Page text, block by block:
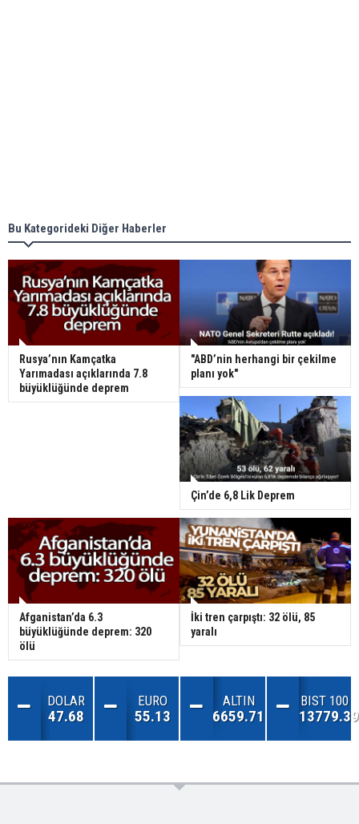
Bu Kategorideki Diğer Haberler
Rusya’nın Kamçatka
Yarımadası açıklarında 7.8
büyüklüğünde deprem
"ABD’nin herhangi bir çekilme
planı yok"
Çin’de 6,8 Lik Deprem
Afganistan’da 6.3
büyüklüğünde deprem: 320
ölü
İki tren çarpıştı: 32 ölü, 85
yaralı
DOLAR
47.68
EURO
55.13
ALTIN
6659.71
BIST 100
13779.39